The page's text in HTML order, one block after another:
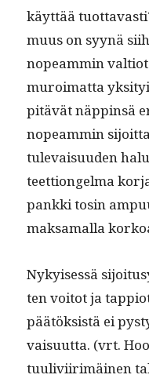
käyt­tää
muus on syynä
nopeam­min
muroimat­ta
pitävät näp­pin­sä
nopeam­min
tule­vaisu­u­den
teet­tion­gel­ma
pank­ki tosin
mak­samal­la
Nykyisessä
ten voitot ja
päätök­sistä ei
vaisu­ut­ta. (vrt.
tuulivi­ir­imäi­nen